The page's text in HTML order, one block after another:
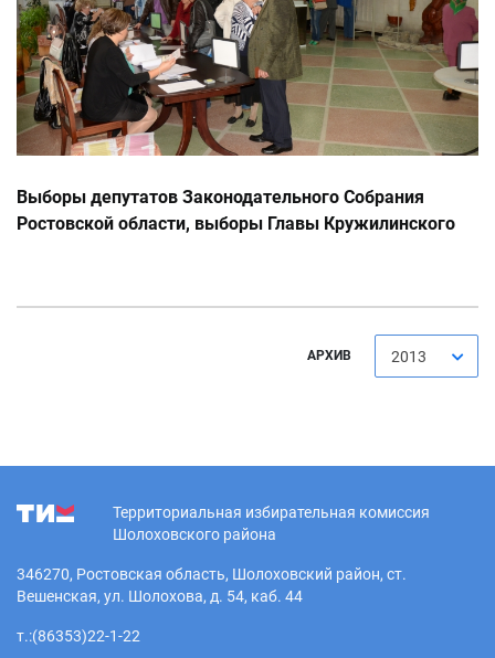
Выборы депутатов Законодательного Собрания
Ростовской области, выборы Главы Кружилинского
АРХИВ 2013
Территориальная избирательная комиссия
Шолоховского района
346270, Ростовская область, Шолоховский район, ст.
Вешенская, ул. Шолохова, д. 54, каб. 44
т.:(86353)22-1-22